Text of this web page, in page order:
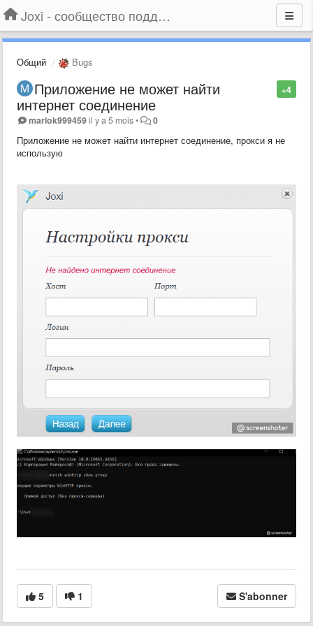
Joxi - сообщество поддержки
Общий Bugs
+4
Приложение не может найти
интернет соединение
marlok999459il y a 5 mois• 0
Приложение не может найти интернет соединение, прокси я не
использую
5 1 S'abonner